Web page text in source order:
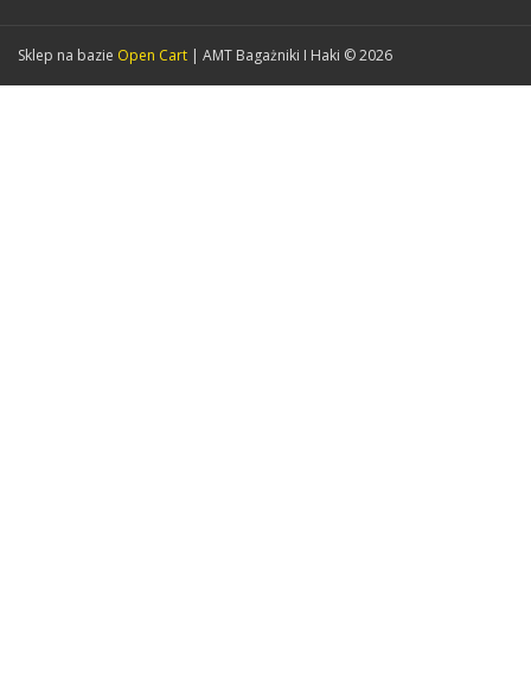
Sklep na bazie Open Cart | AMT Bagażniki I Haki © 2026